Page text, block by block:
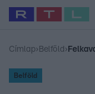
Legfrissebb RTL Híradó
Babits Marcella
Címlap› Belföld ›
Belföld